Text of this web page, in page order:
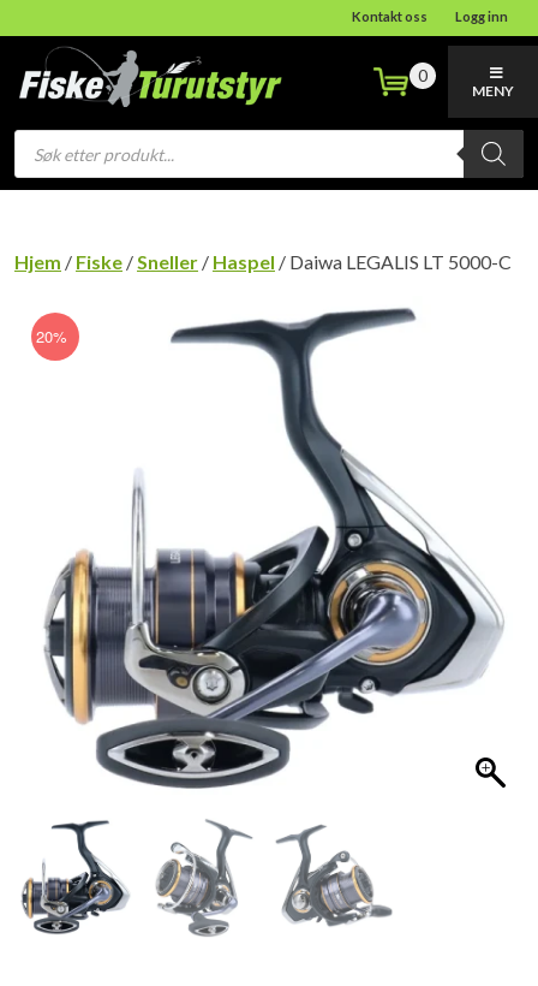
Kontakt oss Logg inn
Products
search
0
MENY
Hjem / Fiske /Sneller / Haspel / Daiwa LEGALIS LT 5000-C
20%